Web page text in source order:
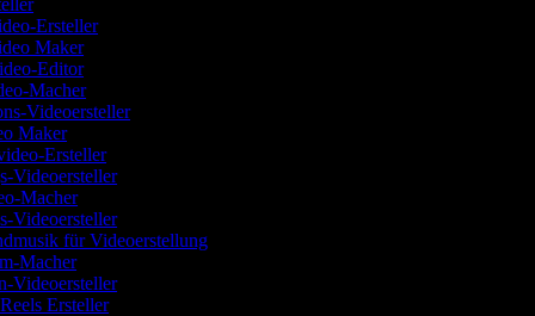
Ersteller
Maker
Editor
Macher
Videoersteller
Maker
Ersteller
Videoersteller
Macher
Videoersteller
für Videoerstellung
Macher
Videoersteller
Ersteller